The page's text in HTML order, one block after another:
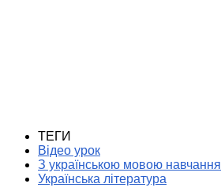
ТЕГИ
Відео урок
З українською мовою навчання
Українська література